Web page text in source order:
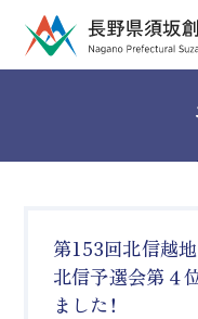
第153回北信越
北信予選会第４
ました！